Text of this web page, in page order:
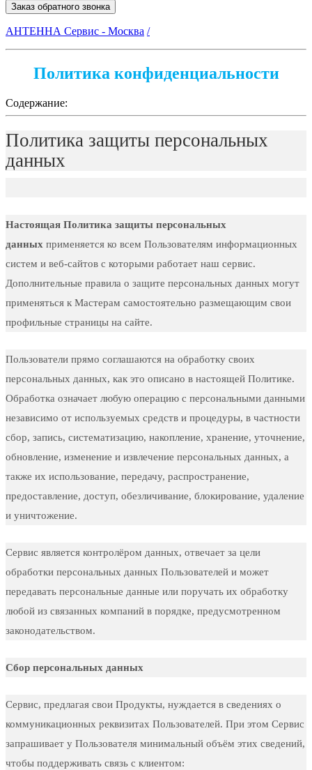
Заказ обратного звонка
АНТЕННА Сервис - Москва /
Политика конфиденциальности
Содержание:
Политика защиты персональных
данных
Настоящая Политика защиты персональных
данных применяется ко всем Пользователям информационных
систем и веб-сайтов с которыми работает наш сервис.
Дополнительные правила о защите персональных данных могут
применяться к Мастерам самостоятельно размещающим свои
профильные страницы на сайте.
Пользователи прямо соглашаются на обработку своих
персональных данных, как это описано в настоящей Политике.
Обработка означает любую операцию с персональными данными
независимо от используемых средств и процедуры, в частности
сбор, запись, систематизацию, накопление, хранение, уточнение,
обновление, изменение и извлечение персональных данных, а
также их использование, передачу, распространение,
предоставление, доступ, обезличивание, блокирование, удаление
и уничтожение.
Сервис является контролёром данных, отвечает за цели
обработки персональных данных Пользователей и может
передавать персональные данные или поручать их обработку
любой из связанных компаний в порядке, предусмотренном
законодательством.
Сбор персональных данных
Сервис, предлагая свои Продукты, нуждается в сведениях о
коммуникационных реквизитах Пользователей. При этом Сервис
запрашивает у Пользователя минимальный объём этих сведений,
чтобы поддерживать связь с клиентом: